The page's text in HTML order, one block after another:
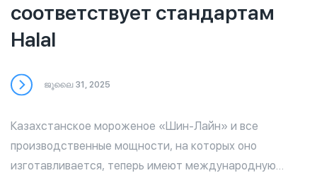
соответствует стандартам
Halal
ജൂലൈ 31, 2025
Казахстанское мороженое «Шин-Лайн» и все
производственные мощности, на которых оно
изготавливается, теперь имеют международную